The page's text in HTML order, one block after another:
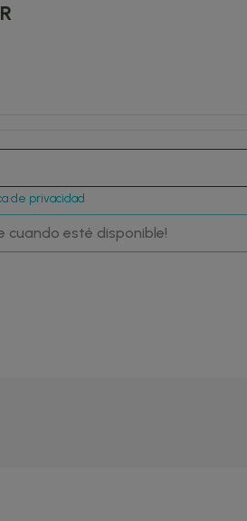
de privacidad
cuando esté disponible!